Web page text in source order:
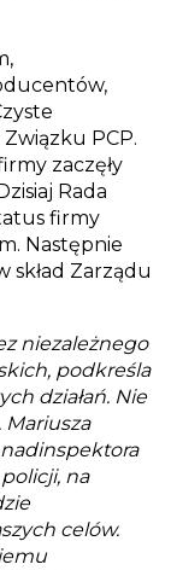
Związku PCP.
zaczęły
Rada
firmy
Następnie
skład Zarządu
niezależnego
podkreśla
działań. Nie
Mariusza
na
celów.